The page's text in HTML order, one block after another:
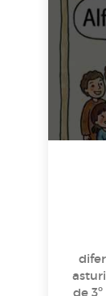
de 3º de Primaria,